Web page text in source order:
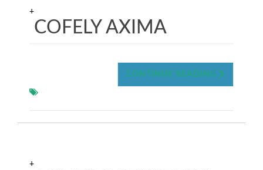
+
COFELY AXIMA
CONTINUE READING
+